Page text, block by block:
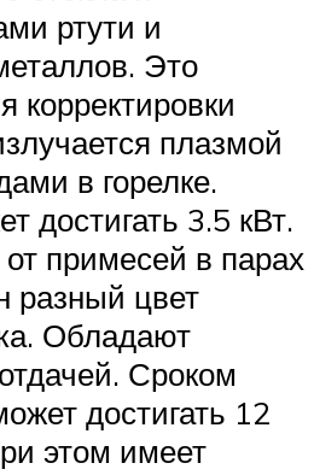
ртути и
Это
корректировки
плазмой
в горелке.
достигать 3.5 кВт.
примесей в парах
разный цвет
Обладают
Сроком
достигать 12
этом имеет